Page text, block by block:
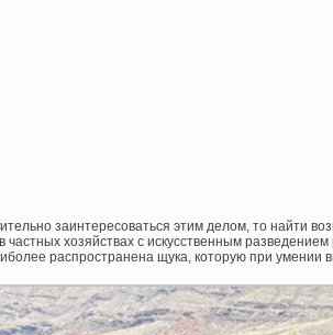
заинтересоваться этим делом, то найти
частных хозяйствах с искусственным
распространена щука, которую при умении